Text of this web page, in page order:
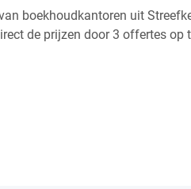
boekhoudkantoren uit
de prijzen door 3 offertes op